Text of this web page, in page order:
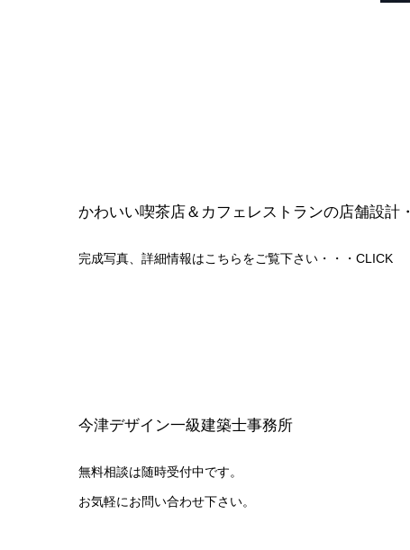
かわいい喫茶店＆カフェレストランの店舗設計
完成写真、詳細情報はこちらをご覧下さい・・・ CLICK
今津デザイン一級建築士事務所
無料相談は随時受付中です。
お気軽にお問い合わせ下さい。